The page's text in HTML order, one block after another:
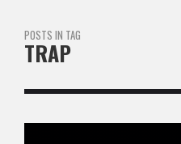
POSTS IN TAG
TRAP